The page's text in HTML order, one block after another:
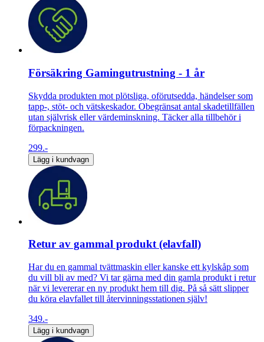
Försäkring Gamingutrustning - 1 år
Skydda produkten mot plötsliga, oförutsedda, händelser som
tapp-, stöt- och vätskeskador. Obegränsat antal skadetillfällen
utan självrisk eller värdeminskning. Täcker alla tillbehör i
förpackningen.
299.-
Lägg i kundvagn
Retur av gammal produkt (elavfall)
Har du en gammal tvättmaskin eller kanske ett kylskåp som
du vill bli av med? Vi tar gärna med din gamla produkt i retur
när vi levererar en ny produkt hem till dig. På så sätt slipper
du köra elavfallet till återvinningsstationen själv!
349.-
Lägg i kundvagn